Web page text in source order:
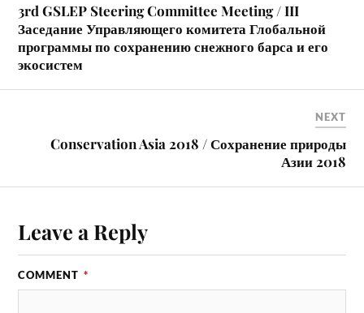
3rd GSLEP Steering Committee Meeting / III
Заседание Управляющего комитета Глобальной
программы по сохранению снежного барса и его
экосистем
NEXT
Conservation Asia 2018 / Сохранение природы
Азии 2018
Leave a Reply
COMMENT *